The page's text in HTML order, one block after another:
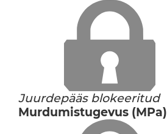
Juurdepääs blokeeritud
Murdumistugevus (MPa)